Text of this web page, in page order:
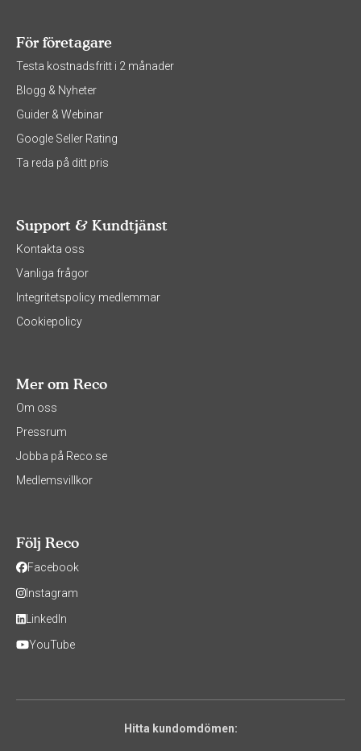
För företagare
Testa kostnadsfritt i 2 månader
Blogg & Nyheter
Guider & Webinar
Google Seller Rating
Ta reda på ditt pris
Support & Kundtjänst
Kontakta oss
Vanliga frågor
Integritetspolicy medlemmar
Cookiepolicy
Mer om Reco
Om oss
Pressrum
Jobba på Reco.se
Medlemsvillkor
Följ Reco
Facebook
Instagram
LinkedIn
YouTube
Hitta kundomdömen: